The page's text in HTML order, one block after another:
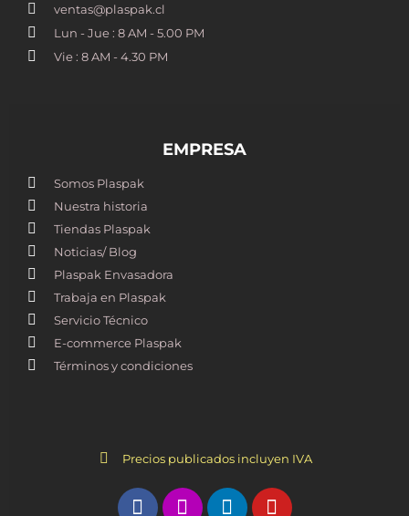
ventas@plaspak.cl
Lun - Jue : 8 AM - 5.00 PM
Vie : 8 AM - 4.30 PM
EMPRESA
Somos Plaspak
Nuestra historia
Tiendas Plaspak
Noticias/ Blog
Plaspak Envasadora
Trabaja en Plaspak
Servicio Técnico
E-commerce Plaspak
Términos y condiciones
Precios publicados incluyen IVA